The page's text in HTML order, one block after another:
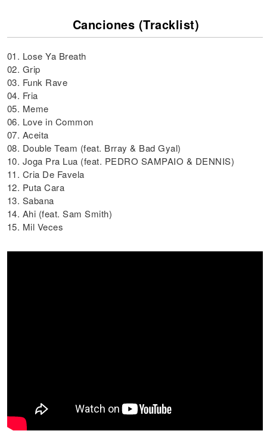
Canciones (Tracklist)
01. Lose Ya Breath
02. Grip
03. Funk Rave
04. Fria
05. Meme
06. Love in Common
07. Aceita
08. Double Team (feat. Brray & Bad Gyal)
10. Joga Pra Lua (feat. PEDRO SAMPAIO & DENNIS)
11. Cria De Favela
12. Puta Cara
13. Sabana
14. Ahi (feat. Sam Smith)
15. Mil Veces